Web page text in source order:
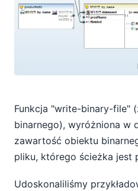
Funkcja "write-binary-file"
binarnego), wyróżniona w
zawartość obiektu
pliku, którego ścieżka jest
Udoskonaliliśmy